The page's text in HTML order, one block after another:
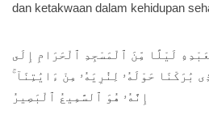
dan ketakwaan dalam kehidupan
لَيْلًا مِّنَ ٱلْمَسْجِدِ ٱلْحَرَامِ إِلَى
بَٰرَكْنَا حَوْلَهُۥ لِنُرِيَهُۥ مِنْ ءَايَٰتِنَآ
إِنَّهُۥ هُوَ ٱلسَّمِيعُ ٱلْبَصِيرُ